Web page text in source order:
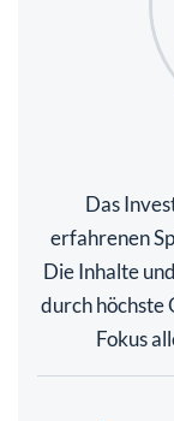
Das
erfahrenen
Die Inhalte
durch höchste
Fokus